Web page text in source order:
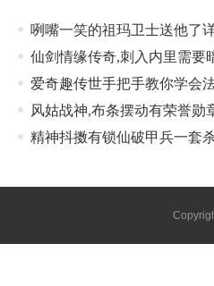
咧嘴一笑的祖玛卫士送他了
仙剑情缘传奇,刺入内里需要
爱奇趣传世手把手教你学会
风姑战神,布条摆动有荣誉勋
精神抖擞有锁仙破甲兵一套